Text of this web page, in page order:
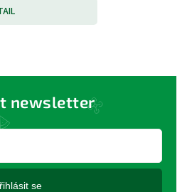
newsletter
se